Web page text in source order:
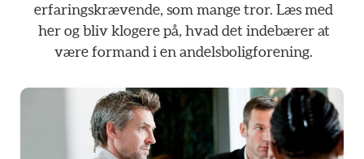
erfaringskrævende, som mange tror. Læs med
her og bliv klogere på, hvad det indebærer at
være formand i en andelsboligforening.